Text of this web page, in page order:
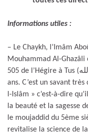
Informations utiles :
– Le Chaykh, l’Imâm
Mouhammad Al-Ghazâli
505 de l’Hégire à Tus (رحمه الله) c’est-à-dire il y a plus de 940
ans. C’est un savant
l-Islâm » c’est-à-dire
la beauté et la sagesse
le moujaddid du 5ème
revitalise la science de